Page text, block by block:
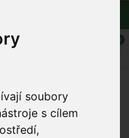
soubory
s cílem
0